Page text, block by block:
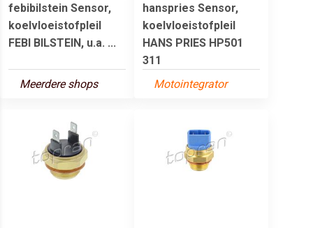
febibilstein Sensor,
koelvloeistofpleil
FEBI BILSTEIN, u.a. ...
Meerdere shops
hanspries Sensor,
koelvloeistofpleil
HANS PRIES HP501
311
Motointegrator